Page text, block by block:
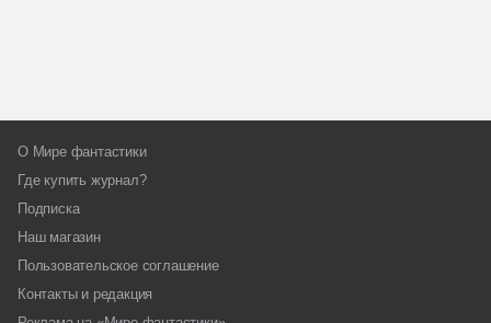
О Мире фантастики
Где купить журнал?
Подписка
Наш магазин
Пользовательское соглашение
Контакты и редакция